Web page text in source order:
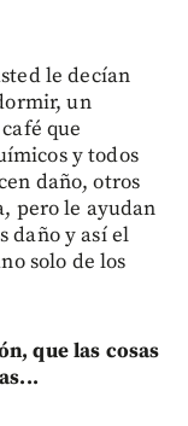
le decían
un
que
y todos
daño, otros
pero le ayudan
daño y así el
solo de los
que las cosas